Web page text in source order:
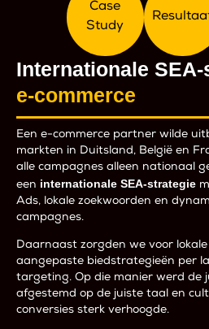
Case
Study
Internationale
e-commerce
Een e-commerce partner wilde
markten in Duitsland, België en
alle campagnes alleen nationaal
een internationale SEA-strategie
Ads, lokale zoekwoorden en
campagnes.
Daarnaast zorgden we voor
aangepaste biedstrategieën per
targeting. Op die manier werd de
afgestemd op de juiste taal en
conversies sterk verhoogde.